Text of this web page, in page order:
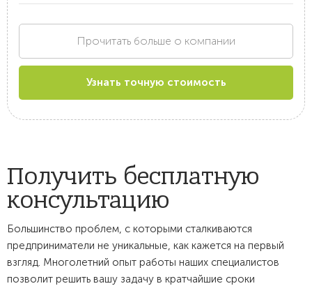
Прочитать больше о компании
Узнать точную стоимость
Получить бесплатную
консультацию
Большинство проблем, с которыми сталкиваются
предприниматели не уникальные, как кажется на первый
взгляд. Многолетний опыт работы наших специалистов
позволит решить вашу задачу в кратчайшие сроки